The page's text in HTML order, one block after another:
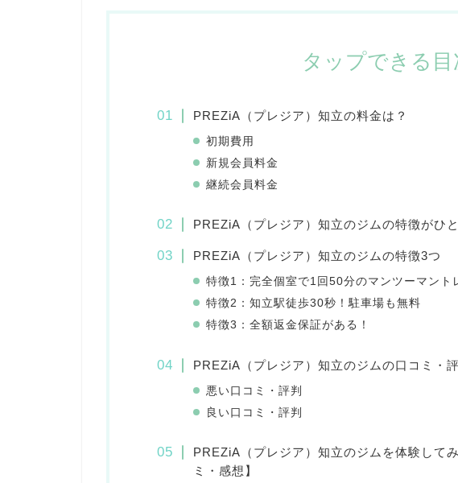
タップできる目
PREZiA（プレジア）知立の料金は？
初期費用
新規会員料金
継続会員料金
PREZiA（プレジア）知立のジムの特徴がひ
PREZiA（プレジア）知立のジムの特徴3つ
特徴1：完全個室で1回50分のマンツーマント
特徴2：知立駅徒歩30秒！駐車場も無料
特徴3：全額返金保証がある！
PREZiA（プレジア）知立のジムの口コミ・評
悪い口コミ・評判
良い口コミ・評判
PREZiA（プレジア）知立のジムを体験して
ミ・感想】